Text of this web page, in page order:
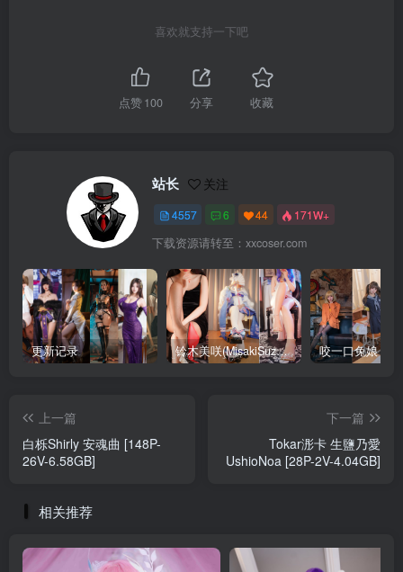
喜欢就支持一下吧
点赞100 分享 收藏
站长 关注
4557 6 44 171W+
下载资源请转至：xxcoser.com
更新记录 铃木美咲(MisakiSuzuki) 合集下载 咬一口兔娘 合
上一篇
白栎Shirly 安魂曲 [148P-
26V-6.58GB]
下一篇
Tokar浵卡 生鹽乃愛
UshioNoa [28P-2V-4.04GB]
相关推荐